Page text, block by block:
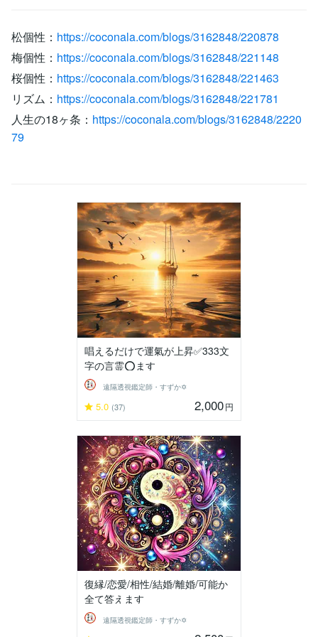
松個性： https://coconala.com/blogs/3162848/220878
梅個性： https://coconala.com/blogs/3162848/221148
桜個性： https://coconala.com/blogs/3162848/221463
リズム： https://coconala.com/blogs/3162848/221781
人生の18ヶ条： https://coconala.com/blogs/3162848/2220
79
唱えるだけで運氣が上昇✅333文
字の言霊⭕ます
遠隔透視鑑定師・すずか✡
5.0 (37) 2,000円
復縁/恋愛/相性/結婚/離婚/可能か
全て答えます
遠隔透視鑑定師・すずか✡